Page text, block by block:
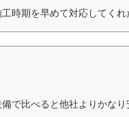
時期を早めて対応してくれ
で比べると他社よりかなり